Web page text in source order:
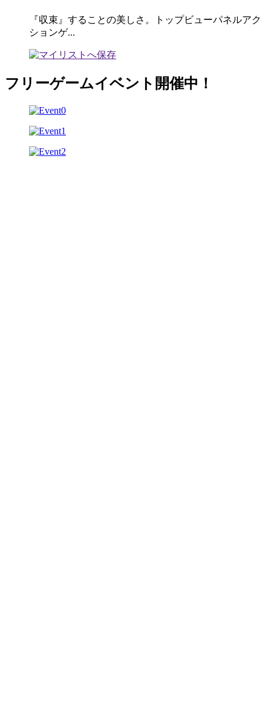
『収束』することの美しさ。トップビューパネルアク
ションゲ...
フリーゲームイベント開催中！